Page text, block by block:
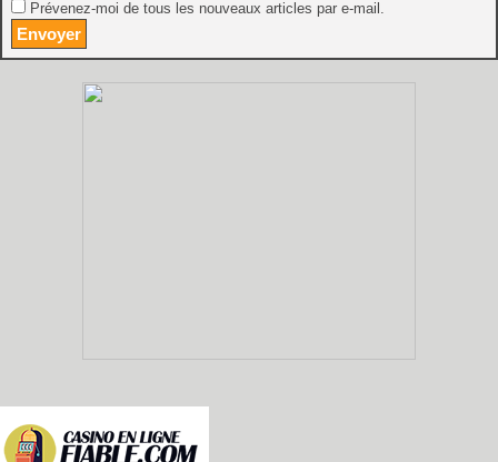
Prévenez-moi de tous les nouveaux articles par e-mail.